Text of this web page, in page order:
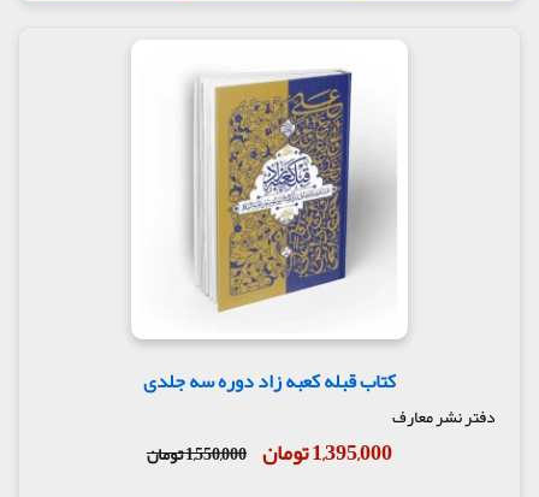
کتاب قبله کعبه زاد دوره سه جلدی
دفتر نشر معارف
1,395,000 تومان 1,550,000 تومان